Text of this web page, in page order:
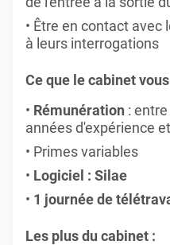
Être en contact avec
à leurs interrogations
Ce que le cabinet
Rémunération :
années d'expérience
Primes variables
Logiciel : Silae
1 journée de
Les plus du cabinet :